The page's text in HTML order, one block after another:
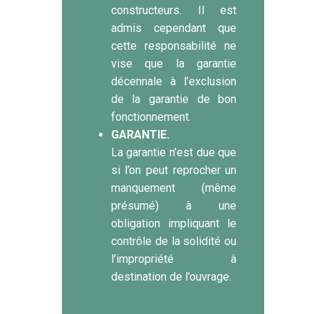
constructeurs. Il est
admis cependant que
cette responsabilité ne
vise que la garantie
décennale à l’exclusion
de la garantie de bon
fonctionnement.
GARANTIE.
La garantie n’est due que
si l’on peut reprocher un
manquement (même
présumé) à une
obligation impliquant le
contrôle de la solidité ou
l’impropriété à
destination de l’ouvrage.